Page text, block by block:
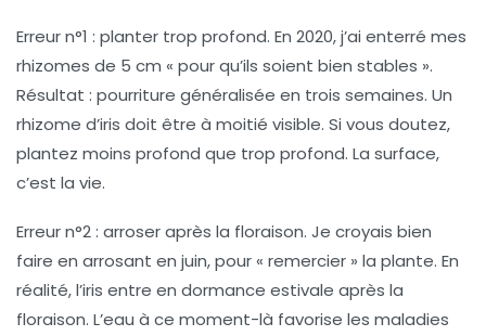
Erreur n°1 : planter trop profond. En 2020, j’ai enterré mes
rhizomes de 5 cm « pour qu’ils soient bien stables ».
Résultat : pourriture généralisée en trois semaines. Un
rhizome d’iris doit être à moitié visible. Si vous doutez,
plantez moins profond que trop profond. La surface,
c’est la vie.
Erreur n°2 : arroser après la floraison. Je croyais bien
faire en arrosant en juin, pour « remercier » la plante. En
réalité, l’iris entre en dormance estivale après la
floraison. L’eau à ce moment-là favorise les maladies